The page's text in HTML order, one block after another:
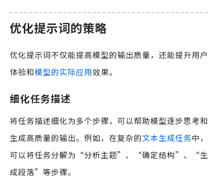
优化提示词的策略
优化提示词不仅能提高模型的输出质量，还能提升用户
体验和模型的实际应用效果。
细化任务描述
将任务描述细化为多个步骤，可以帮助模型逐步思考和
生成高质量的输出。例如，在复杂的文本生成任务中，
可以将任务分解为“分析主题”、“确定结构”、“生
成段落”等步骤。